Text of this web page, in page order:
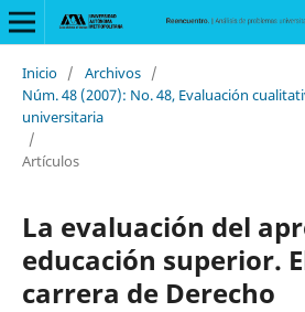
Inicio / Archivos /
Núm. 48 (2007): No. 48, Evaluación
universitaria
/
Artículos
La evaluación del
educación superior.
carrera de Derecho